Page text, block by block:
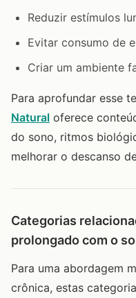
Reduzir estímulos
Evitar consumo de
Criar um ambiente
Para aprofundar esse
Natural oferece
do sono, ritmos
melhorar o descanso
Categorias
prolongado com o
Para uma abordagem
crônica, estas